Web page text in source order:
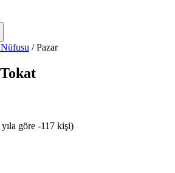
Nüfusu /Pazar
Tokat
göre -117 kişi)